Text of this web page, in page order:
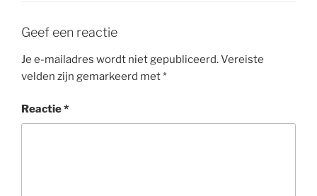
Geef een reactie
Je e-mailadres wordt niet gepubliceerd.Vereiste
velden zijn gemarkeerd met*
Reactie*